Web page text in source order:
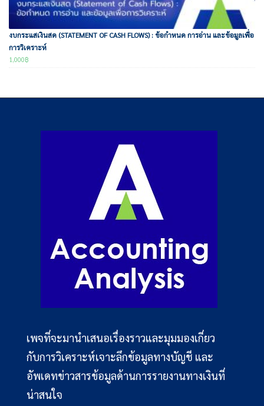
งบกระแสเงินสด (STATEMENT OF CASH FLOWS) : ข้อกำหนด การอ่าน และข้อมูลเพื่อ
การวิเคราะห์
1,000฿
เพจที่จะมานำเสนอเรื่องราวและมุมมองเกี่ยว
กับการวิเคราะห์เจาะลึกข้อมูลทางบัญชี และ
อัพเดทข่าวสารข้อมูลด้านการรายงานทางเงินที่
น่าสนใจ